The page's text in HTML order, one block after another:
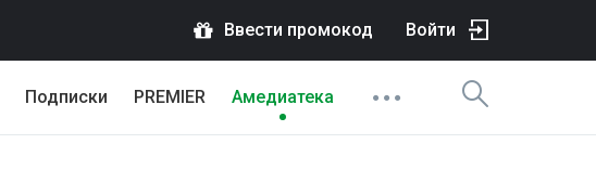
Ввести промокод Войти
Подписки PREMIER Амедиатека